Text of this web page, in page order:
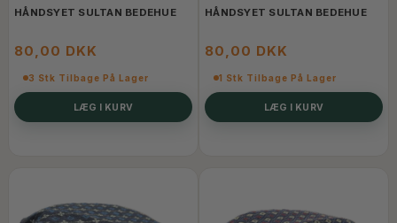
HÅNDSYET SULTAN BEDEHUE
80,00 DKK
3 Stk Tilbage På Lager
LÆG I KURV
HÅNDSYET SULTAN BEDEHUE
80,00 DKK
1 Stk Tilbage På Lager
LÆG I KURV